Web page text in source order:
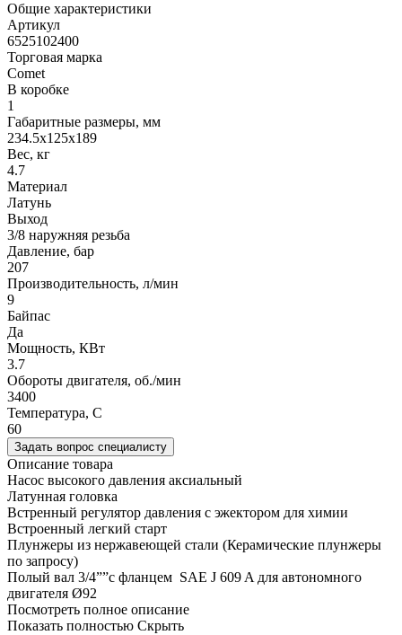
Общие характеристики
Артикул
6525102400
Торговая марка
Comet
В коробке
1
Габаритные размеры, мм
234.5x125x189
Вес, кг
4.7
Материал
Латунь
Выход
3/8 наружняя резьба
Давление, бар
207
Производительность, л/мин
9
Байпас
Да
Мощность, КВт
3.7
Обороты двигателя, об./мин
3400
Температура, C
60
Задать вопрос специалисту
Описание товара
Насос высокого давления аксиальный
Латунная головка
Встренный регулятор давления с эжектором для химии
Встроенный легкий старт
Плунжеры из нержавеющей стали (Керамические плунжеры
по запросу)
Полый вал 3/4””с фланцем SAE J 609 A для автономного
двигателя Ø92
Посмотреть полное описание
Показать полностью Скрыть